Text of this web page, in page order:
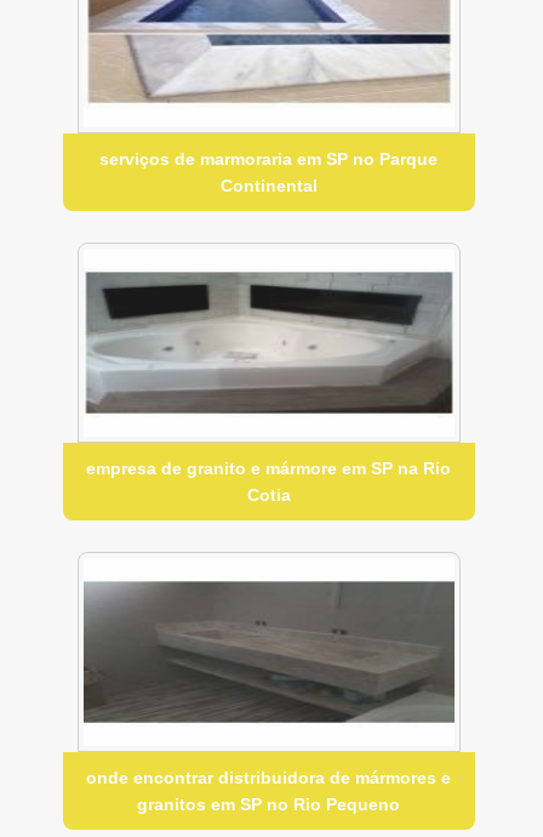
serviços de marmoraria em SP no Parque
Continental
empresa de granito e mármore em SP na Rio
Cotia
onde encontrar distribuidora de mármores e
granitos em SP no Rio Pequeno